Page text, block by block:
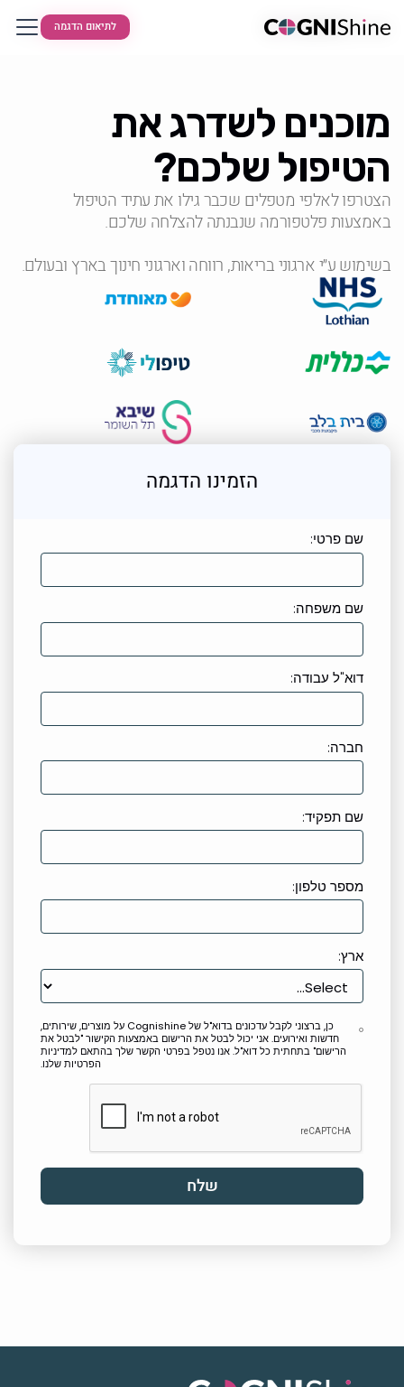
לתיאום הדגמה
מוכנים לשדרג את
הטיפול שלכם?
הצטרפו לאלפי מטפלים שכבר גילו את עתיד הטיפול
באמצעות פלטפורמה שנבנתה להצלחה שלכם.
בשימוש ע״י ארגוני בריאות, רווחה וארגוני חינוך בארץ ובעולם.
הזמינו הדגמה
שם פרטי:
שם משפחה:
דוא"ל עבודה:
חברה:
שם תפקיד:
מספר טלפון:
ארץ:
כן, ברצוני לקבל עדכונים בדוא"ל של Cognishine על מוצרים, שירותים,
חדשות ואירועים. אני יכול לבטל את הרישום באמצעות הקישור "לבטל את
הרישום" בתחתית כל דוא"ל. אנו נטפל בפרטי הקשר שלך בהתאם למדיניות
הפרטיות שלנו.
לתיאום הדגמה